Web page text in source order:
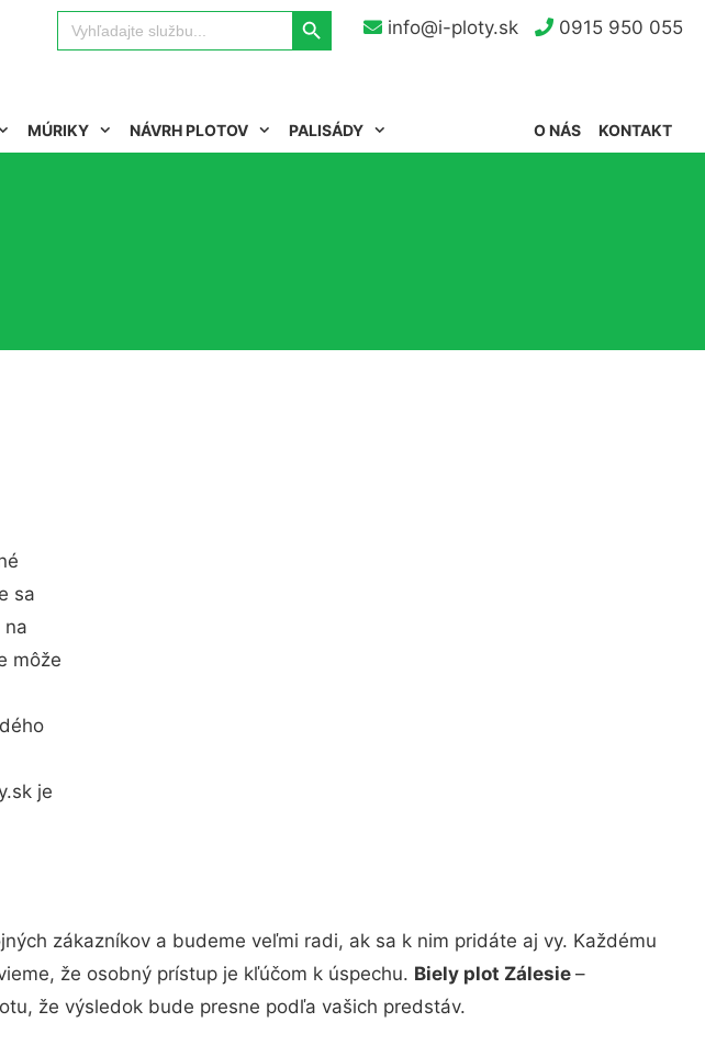
info@i-ploty.sk 0915 950 055
Search
for:
Search Button
MÚRIKY NÁVRH PLOTOV PALISÁDY KONTAKT
O NÁS
sa
na
môže
je
zákazníkov a budeme veľmi radi, ak sa k nim pridáte aj vy. Každému
že osobný prístup je kľúčom k úspechu. Biely plot Zálesie –
že výsledok bude presne podľa vašich predstáv.